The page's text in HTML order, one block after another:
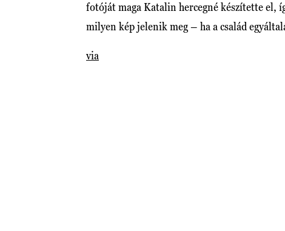
fotóját maga Katalin hercegné készítette el,
milyen kép jelenik meg – ha a család
via